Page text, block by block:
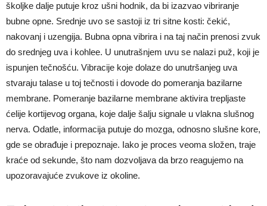
školjke dalje putuje kroz ušni hodnik, da bi izazvao vibriranje
bubne opne. Srednje uvo se sastoji iz tri sitne kosti: čekić,
nakovanj i uzengija. Bubna opna vibrira i na taj način prenosi zvuk
do srednjeg uva i kohlee. U unutrašnjem uvu se nalazi puž, koji je
ispunjen tečnošću. Vibracije koje dolaze do unutršanjeg uva
stvaraju talase u toj tečnosti i dovode do pomeranja bazilarne
membrane. Pomeranje bazilarne membrane aktivira trepljaste
ćelije kortijevog organa, koje dalje šalju signale u vlakna slušnog
nerva. Odatle, informacija putuje do mozga, odnosno slušne kore,
gde se obrađuje i prepoznaje. Iako je proces veoma složen, traje
kraće od sekunde, što nam dozvoljava da brzo reagujemo na
upozoravajuće zvukove iz okoline.